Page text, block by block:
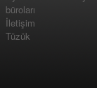
büroları
İletişim
Tüzük